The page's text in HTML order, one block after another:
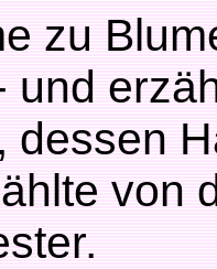
zu
und
dessen
von